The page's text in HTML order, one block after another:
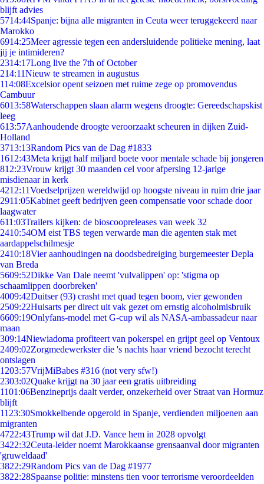
blijft advies
5714:44Spanje: bijna alle migranten in Ceuta weer teruggekeerd naar
Marokko
6914:25Meer agressie tegen een andersluidende politieke mening, laat
jij je intimideren?
2314:17Long live the 7th of October
214:11Nieuw te streamen in augustus
114:08Excelsior opent seizoen met ruime zege op promovendus
Cambuur
6013:58Waterschappen slaan alarm wegens droogte: Gereedschapskist
leeg
613:57Aanhoudende droogte veroorzaakt scheuren in dijken Zuid-
Holland
3713:13Random Pics van de Dag #1833
1612:43Meta krijgt half miljard boete voor mentale schade bij jongeren
812:23Vrouw krijgt 30 maanden cel voor afpersing 12-jarige
misdienaar in kerk
4212:11Voedselprijzen wereldwijd op hoogste niveau in ruim drie jaar
2911:05Kabinet geeft bedrijven geen compensatie voor schade door
laagwater
611:03Trailers kijken: de bioscoopreleases van week 32
2410:54OM eist TBS tegen verwarde man die agenten stak met
aardappelschilmesje
2410:18Vier aanhoudingen na doodsbedreiging burgemeester Depla
van Breda
5609:52Dikke Van Dale neemt 'vulvalippen' op: 'stigma op
schaamlippen doorbreken'
4009:42Duitser (93) crasht met quad tegen boom, vier gewonden
2509:22Huisarts per direct uit vak gezet om ernstig alcoholmisbruik
6609:19Onlyfans-model met G-cup wil als NASA-ambassadeur naar
maan
309:14Niewiadoma profiteert van pokerspel en grijpt geel op Ventoux
2409:02Zorgmedewerkster die 's nachts haar vriend bezocht terecht
ontslagen
1203:57VrijMiBabes #316 (not very sfw!)
2303:02Quake krijgt na 30 jaar een gratis uitbreiding
1101:06Benzineprijs daalt verder, onzekerheid over Straat van Hormuz
blijft
11 23:30Smokkelbende opgerold in Spanje, verdienden miljoenen aan
migranten
4722:43Trump wil dat J.D. Vance hem in 2028 opvolgt
3422:32Ceuta-leider noemt Marokkaanse grensaanval door migranten
'gruweldaad'
3822:29Random Pics van de Dag #1977
3822:28Spaanse politie: minstens tien voor terrorisme veroordeelden